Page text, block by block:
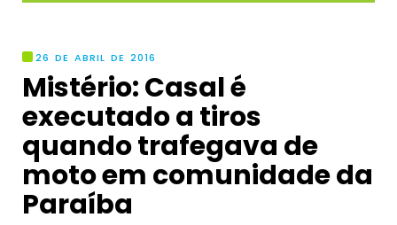
26 DE ABRIL DE 2016
Mistério: Casal é
executado a tiros
quando trafegava de
moto em comunidade da
Paraíba